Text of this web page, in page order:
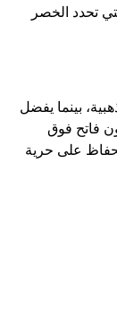
تحدد الخصر
بينما يفضل
فاتح فوق
على حرية